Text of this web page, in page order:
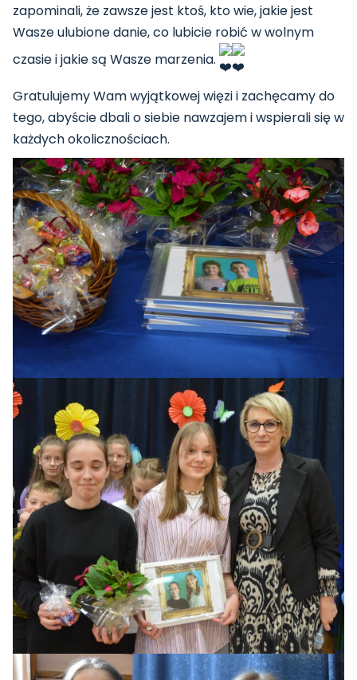
zapominali, że zawsze jest ktoś, kto wie, jakie jest
Wasze ulubione danie, co lubicie robić w wolnym
czasie i jakie są Wasze marzenia.
Gratulujemy Wam wyjątkowej więzi i zachęcamy do
tego, abyście dbali o siebie nawzajem i wspierali się w
każdych okolicznościach.